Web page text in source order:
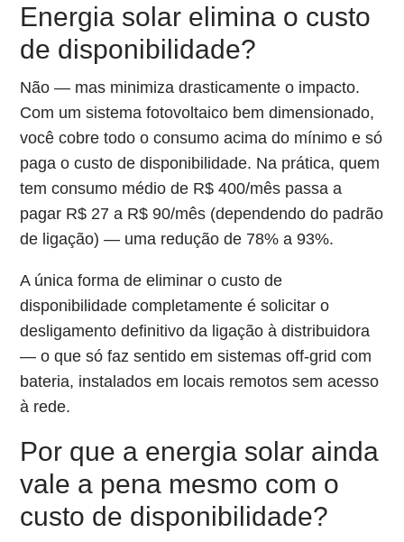
Energia solar elimina o custo
de disponibilidade?
Não — mas minimiza drasticamente o impacto.
Com um sistema fotovoltaico bem dimensionado,
você cobre todo o consumo acima do mínimo e só
paga o custo de disponibilidade. Na prática, quem
tem consumo médio de R$ 400/mês passa a
pagar R$ 27 a R$ 90/mês (dependendo do padrão
de ligação) — uma redução de 78% a 93%.
A única forma de eliminar o custo de
disponibilidade completamente é solicitar o
desligamento definitivo da ligação à distribuidora
— o que só faz sentido em sistemas off-grid com
bateria, instalados em locais remotos sem acesso
à rede.
Por que a energia solar ainda
vale a pena mesmo com o
custo de disponibilidade?